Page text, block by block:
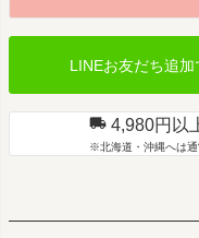
LINEお友だち追加
4,980円以
※北海道・沖縄へは通